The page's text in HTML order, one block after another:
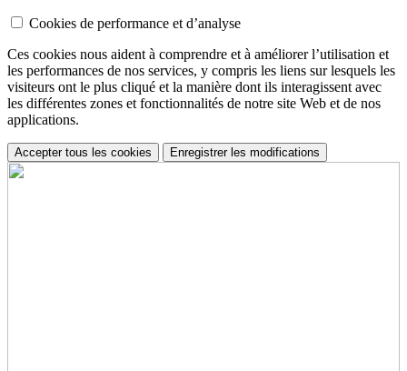
Cookies de performance et d’analyse
Ces cookies nous aident à comprendre et à améliorer l’utilisation et
les performances de nos services, y compris les liens sur lesquels les
visiteurs ont le plus cliqué et la manière dont ils interagissent avec
les différentes zones et fonctionnalités de notre site Web et de nos
applications.
Accepter tous les cookies Enregistrer les modifications